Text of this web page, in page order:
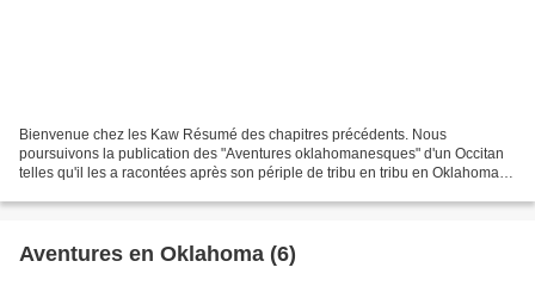
Bienvenue chez les Kaw Résumé des chapitres précédents. Nous
poursuivons la publication des "Aventures oklahomanesques" d'un Occitan
telles qu'il les a racontées après son périple de tribu en tribu en Oklahoma.
Aventures en Oklahoma (6)